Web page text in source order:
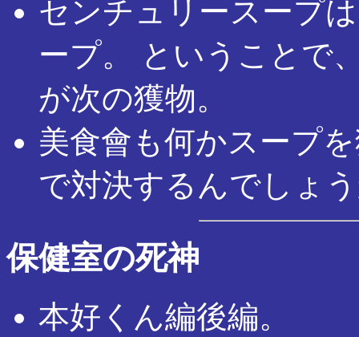
センチュリースープ
ープ。 ということで
が次の獲物。
美食會も何かスープ
で対決するんでしょ
保健室の死神
本好くん編後編。